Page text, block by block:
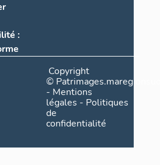
:
Copyright
©
- Mentions
légales - Politiques
de
confidentialité